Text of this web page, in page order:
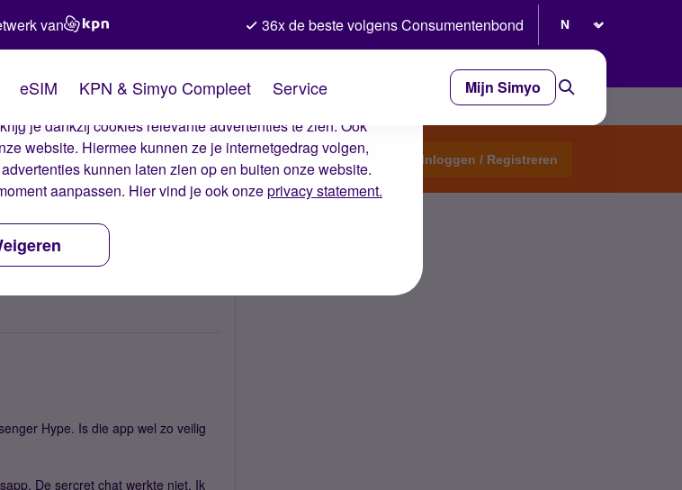
Met deze cookies zorgen wij ervoor dat je ervaring op de
je dankzij cookies relevante advertenties te zien. Ook
website. Hiermee kunnen ze je internetgedrag volgen,
kunnen laten zien op en buiten onze website.
aanpassen. Hier vind je ook onzeprivacy statement.
van 36x de beste volgens Consumentenbond
eSIM KPN & Simyo Compleet Service Mijn Simyo
Start een topic Inloggen / Registreren
Hype. Is die app wel zo veilig
De sercret chat werkte niet. Ik